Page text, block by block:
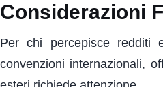
Considerazioni
Per chi percepisce redditi
convenzioni internazionali,